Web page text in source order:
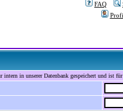
FAQ
in unserer Datenbank gespeichert und ist für